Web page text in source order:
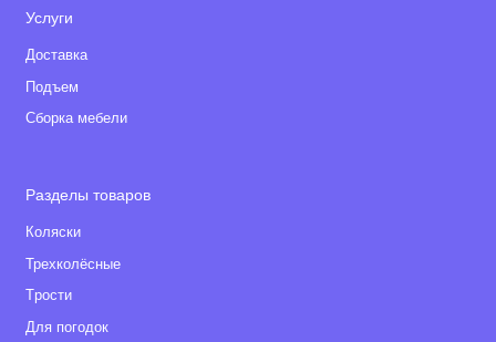
Услуги
Доставка
Подъем
Сборка мебели
Разделы товаров
Коляски
Трехколёсные
Tрости
Для погодок